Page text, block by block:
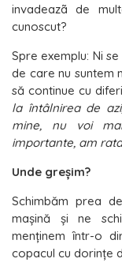
invadeazã de
cunoscut?
Spre exemplu: Ni
de care nu suntem
să continue cu
la întâlnirea de
mine, nu voi
importante, am
Unde greşim?
Schimbăm prea
maşină şi ne
menținem ȋntr-o
copacul cu dorințe